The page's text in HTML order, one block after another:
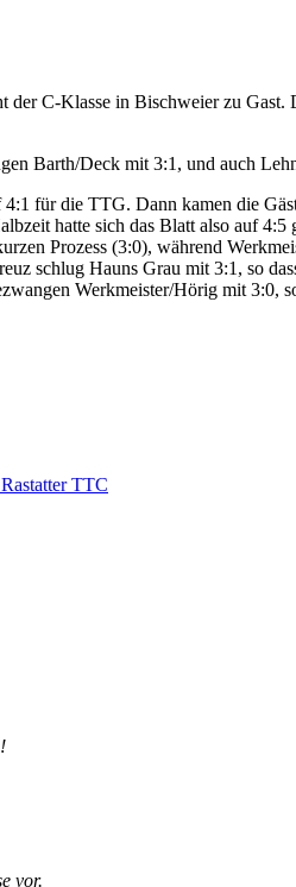
C-Klasse in Bischweier zu
Barth/Deck mit 3:1, und auch
für die TTG. Dann kamen die
hatte sich das Blatt also auf 4:5
Prozess (3:0), während
schlug Hauns Grau mit 3:1, so
Werkmeister/Hörig mit 3:0,
TTC
!
vor.